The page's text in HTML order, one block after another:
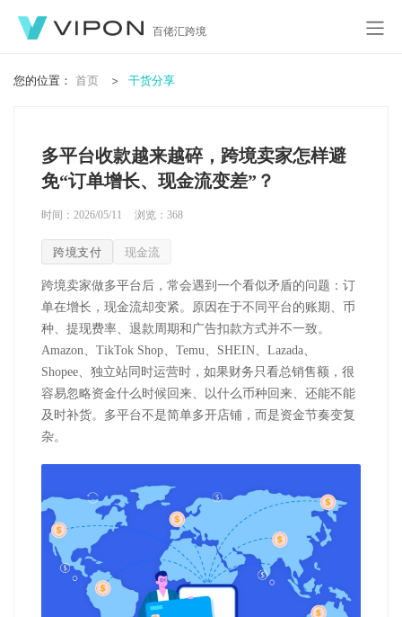
百佬汇跨境
您的位置： 首页 干货分享
多平台收款越来越碎，跨境卖家怎样避
免“订单增长、现金流变差”？
时间：2026/05/11 浏览： 368
跨境支付 现金流
跨境卖家做多平台后，常会遇到一个看似矛盾的问题：订
单在增长，现金流却变紧。原因在于不同平台的账期、币
种、提现费率、退款周期和广告扣款方式并不一致。
Amazon、 TikTok Shop、 Temu、 SHEIN、 Lazada、
Shopee、独立站同时运营时，如果财务只看总销售额，很
容易忽略资金什么时候回来、以什么币种回来、还能不能
及时补货。多平台不是简单多开店铺，而是资金节奏变复
杂。